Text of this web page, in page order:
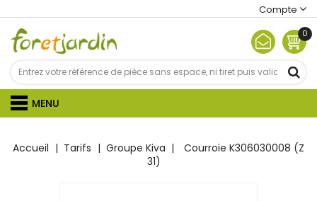
Compte
0
MENU
Accueil Tarifs Groupe Kiva
Courroie K306030008 (Z
31)